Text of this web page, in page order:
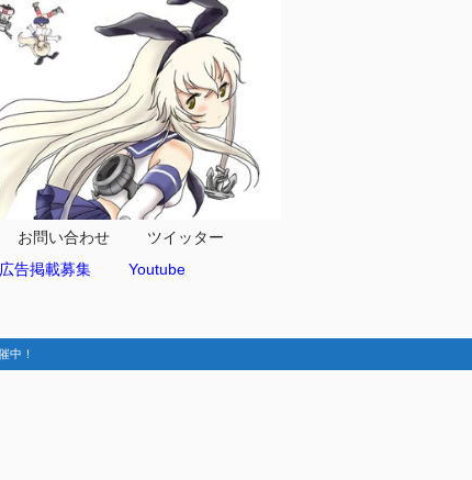
お問い合わせ
広告掲載募集
ツイッター
Youtube
中！